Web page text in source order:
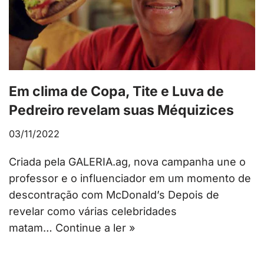
Em clima de Copa, Tite e Luva de
Pedreiro revelam suas Méquizices
03/11/2022
Criada pela GALERIA.ag, nova campanha une o
professor e o influenciador em um momento de
descontração com McDonald’s Depois de
revelar como várias celebridades
matam… Continue a ler »